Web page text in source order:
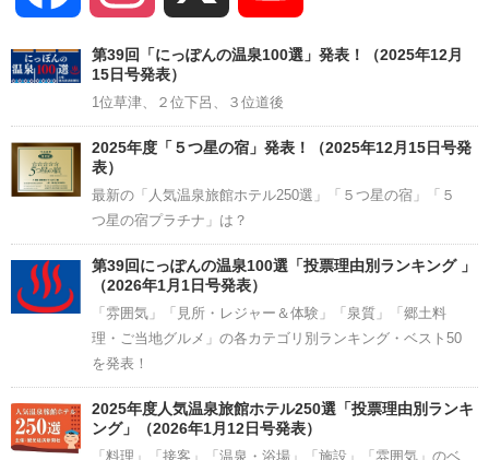
Channel
第39回「にっぽんの温泉100選」発表！（2025年12月
15日号発表）
1位草津、２位下呂、３位道後
2025年度「５つ星の宿」発表！（2025年12月15日号発
表）
最新の「人気温泉旅館ホテル250選」「５つ星の宿」「５
つ星の宿プラチナ」は？
第39回にっぽんの温泉100選「投票理由別ランキング 」
（2026年1月1日号発表）
「雰囲気」「見所・レジャー＆体験」「泉質」「郷土料
理・ご当地グルメ」の各カテゴリ別ランキング・ベスト50
を発表！
2025年度人気温泉旅館ホテル250選「投票理由別ランキ
ング」（2026年1月12日号発表）
「料理」「接客」「温泉・浴場」「施設」「雰囲気」のベ